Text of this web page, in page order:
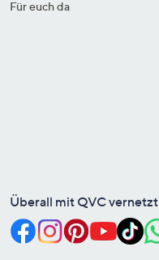
Für euch da
Überall mit QVC vernetzt